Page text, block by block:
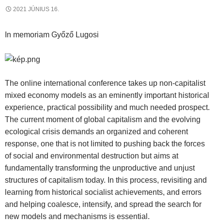
2021 JÚNIUS 16.
In memoriam Győző Lugosi
The online international conference takes up non-capitalist
mixed economy models as an eminently important historical
experience, practical possibility and much needed prospect.
The current moment of global capitalism and the evolving
ecological crisis demands an organized and coherent
response, one that is not limited to pushing back the forces
of social and environmental destruction but aims at
fundamentally transforming the unproductive and unjust
structures of capitalism today. In this process, revisiting and
learning from historical socialist achievements, and errors
and helping coalesce, intensify, and spread the search for
new models and mechanisms is essential.